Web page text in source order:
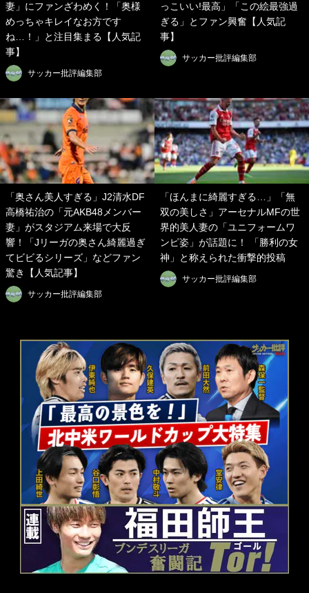
妻」にファンざわめく！「奥様
めっちゃキレイなお方です
ね…！」と注目集まる【人気記
事】
サッカー批評編集部
っこいい!最高」「この絵最強過
ぎる」とファン興奮【人気記
事】
サッカー批評編集部
「奥さん美人すぎる」J2清水DF
高橋祐治の「元AKB48メンバー
妻」がスタジアム来場で大反
響！「Jリーガの奥さん綺麗過ぎ
てビビるシリーズ」などファン
驚き【人気記事】
サッカー批評編集部
「ほんまに綺麗すぎる…」「無
双の美しさ」アーセナルMFの世
界的美人妻の「ユニフォームワ
ンピ姿」が話題に！ 「勝利の女
神」と称えられた衝撃的投稿
サッカー批評編集部